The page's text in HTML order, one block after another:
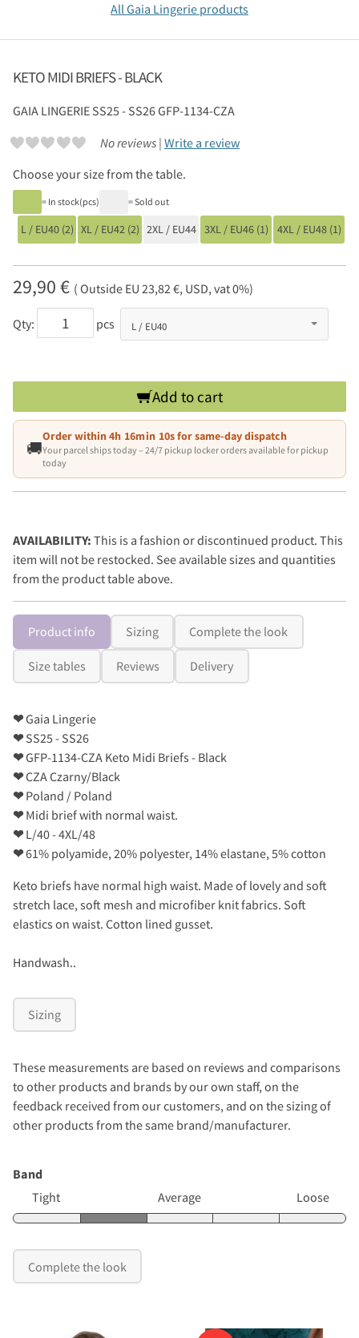
All Gaia Lingerie products
KETO MIDI BRIEFS - BLACK
GAIA LINGERIE SS25 - SS26 GFP-1134-CZA
No reviews | Write a review
Choose your size from the table.
= In stock(pcs) = Sold out
L / EU40 (2) XL / EU42 (2) 2XL / EU44 3XL / EU46 (1) 4XL / EU48 (1)
29,90 € ( Outside EU 23,82 €, USD, vat 0%)
Qty: pcs
Add to cart
🚚
Order within4h 16min 09sfor same-day dispatch
Your parcel ships today – 24/7 pickup locker orders available for pickup
today
AVAILABILITY: This is a fashion or discontinued product. This
item will not be restocked. See available sizes and quantities
from the product table above.
Product info Sizing Complete the look
Size tables Reviews Delivery
❤Gaia Lingerie
❤SS25 - SS26
❤GFP-1134-CZA Keto Midi Briefs - Black
❤CZA Czarny/Black
❤Poland / Poland
❤Midi brief with normal waist.
❤L/40 - 4XL/48
❤61% polyamide, 20% polyester, 14% elastane, 5% cotton
Keto briefs have normal high waist. Made of lovely and soft
stretch lace, soft mesh and microfiber knit fabrics. Soft
elastics on waist. Cotton lined gusset.
Handwash..
Sizing
These measurements are based on reviews and comparisons
to other products and brands by our own staff, on the
feedback received from our customers, and on the sizing of
other products from the same brand/manufacturer.
Band
Tight
Average Loose
Complete the look